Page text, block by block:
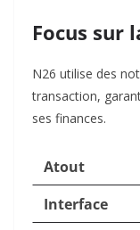
Focus sur
N26 utilise des
transaction,
ses finances.
Atout
Interface